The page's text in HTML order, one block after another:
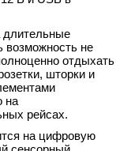
длительные
возможность не
отдыхать
шторки и
на
рейсах.
на цифровую